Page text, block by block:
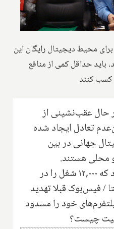
محیط دیجیتال رایگان این
باید حداقل کمی از منافع
کسب کنند
حال عقب‌نشینی از
تعادل ایجاد شده
جهانی در بین
محلی هستند.
گوگل در ۵ فوریه اعلام کرد که ۱۲,۰۰۰ شغل را در
/ فیس‌بوک قبلا تهدید
خود را مسدود
چیست؟